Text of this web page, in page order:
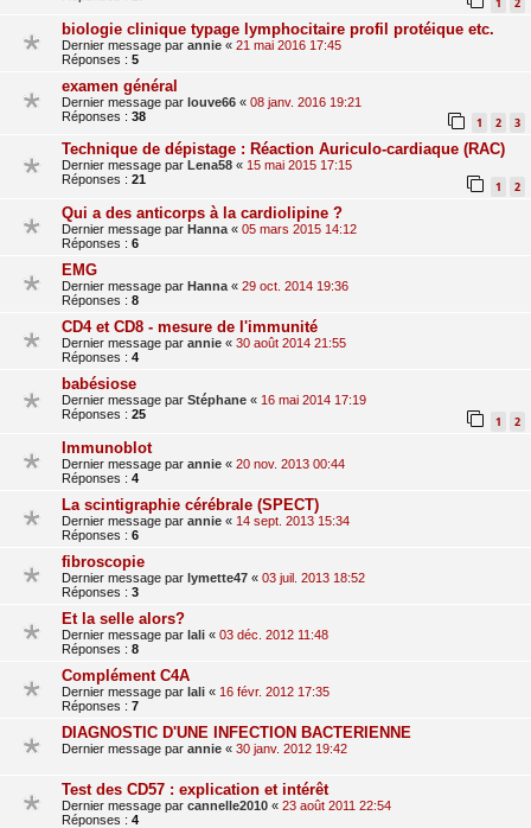
biologie clinique typage lymphocitaire profil protéique etc.
Dernier message par annie « 21 mai 2016 17:45
Réponses : 5
examen général
Dernier message par louve66 « 08 janv. 2016 19:21
Réponses : 38 1 2 3
Technique de dépistage : Réaction Auriculo-cardiaque (RAC)
Dernier message par Lena58 « 15 mai 2015 17:15
Réponses : 21 1 2
Qui a des anticorps à la cardiolipine ?
Dernier message par Hanna « 05 mars 2015 14:12
Réponses : 6
EMG
Dernier message par Hanna « 29 oct. 2014 19:36
Réponses : 8
CD4 et CD8 - mesure de l'immunité
Dernier message par annie « 30 août 2014 21:55
Réponses : 4
babésiose
Dernier message par Stéphane « 16 mai 2014 17:19
Réponses : 25 1 2
Immunoblot
Dernier message par annie « 20 nov. 2013 00:44
Réponses : 4
La scintigraphie cérébrale (SPECT)
Dernier message par annie « 14 sept. 2013 15:34
Réponses : 6
fibroscopie
Dernier message par lymette47 « 03 juil. 2013 18:52
Réponses : 3
Et la selle alors?
Dernier message par lali « 03 déc. 2012 11:48
Réponses : 8
Complément C4A
Dernier message par lali « 16 févr. 2012 17:35
Réponses : 7
DIAGNOSTIC D'UNE INFECTION BACTERIENNE
Dernier message par annie « 30 janv. 2012 19:42
Test des CD57 : explication et intérêt
Dernier message par cannelle2010 « 23 août 2011 22:54
Réponses : 4